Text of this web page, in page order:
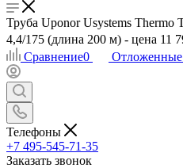
Труба Uponor Usystems Thermo
4,4/175 (длина 200 м) - цена 11
Сравнение0 Отложенные
Телефоны
+7 495-545-71-35
Заказать звонок